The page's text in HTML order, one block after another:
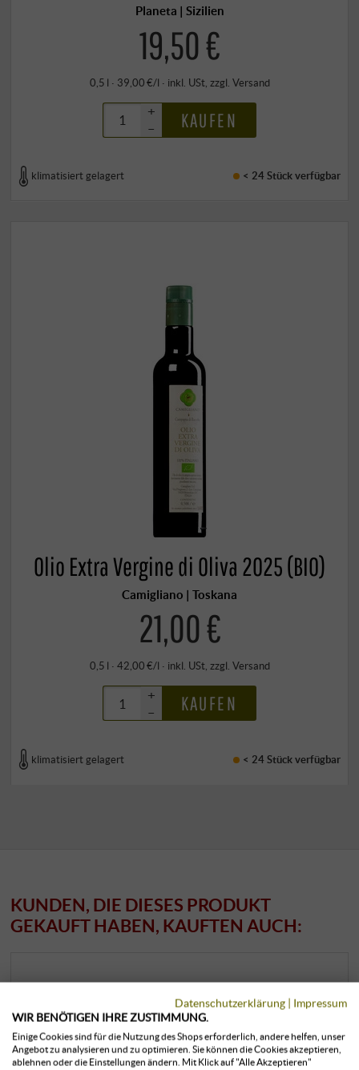
Planeta | Sizilien
19,50 €
0,5 l · 39,00 €/l · inkl. USt, zzgl. Versand
+
–
KAUFEN
klimatisiert gelagert < 24 Stückverfügbar
Olio Extra Vergine di Oliva 2025 (BIO)
Camigliano | Toskana
21,00 €
0,5 l · 42,00 €/l · inkl. USt, zzgl. Versand
+
–
KAUFEN
klimatisiert gelagert < 24 Stückverfügbar
KUNDEN, DIE DIESES PRODUKT
GEKAUFT HABEN, KAUFTEN AUCH:
Datenschutzerklärung | Impressum
WIR BENÖTIGEN IHRE ZUSTIMMUNG.
Einige Cookies sind für die Nutzung des Shops erforderlich, andere helfen, unser
Angebot zu analysieren und zu optimieren. Sie können die Cookies akzeptieren,
ablehnen oder die Einstellungen ändern. Mit Klick auf "Alle Akzeptieren"